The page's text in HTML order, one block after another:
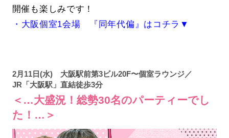
開催も楽しみです！
・大阪個室1会場 『同年代偏』はコチラ▼
2月11日(水) 大阪駅前第3ビル20F〜個室ラウンジ／
JR「大阪駅」直結徒歩3分
＜…大盛況！総勢30名のパーティーでし
た！…＞